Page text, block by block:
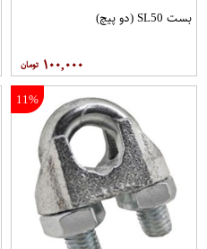
بست SL50 (دو پیچ)
۱۰۰,۰۰۰
11%